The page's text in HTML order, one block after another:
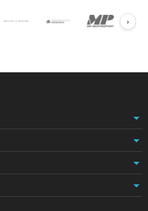
idealny do prestiżowych wnętrz.
lub płaskie: głowica silnie
Do nowoczesnych środowisk
głowice ze szczotkowanej stali
złote kulki lub z mosiądzu
›